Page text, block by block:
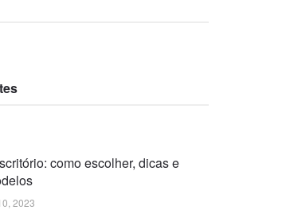
como escolher, dicas e
2023